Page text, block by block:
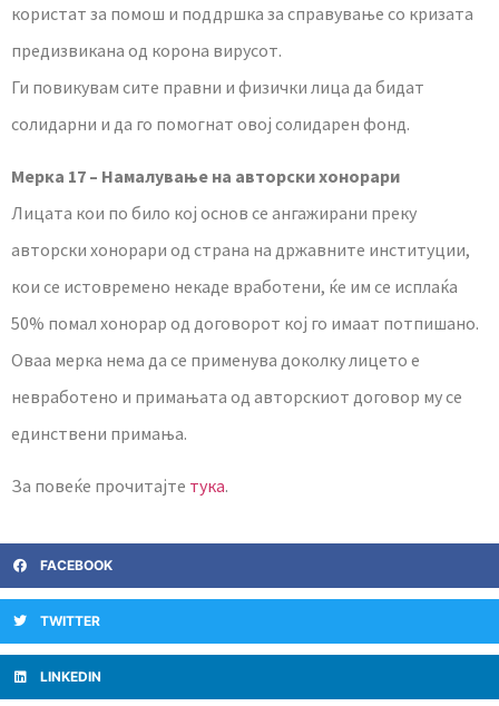
користат за помош и поддршка за справување со кризата
предизвикана од корона вирусот.
Ги повикувам сите правни и физички лица да бидат
солидарни и да го помогнат овој солидарен фонд.
Мерка 17 – Намалување на авторски хонорари
Лицата кои по било кој основ се ангажирани преку
авторски хонорари од страна на државните институции,
кои се истовремено некаде вработени, ќе им се исплаќа
50% помал хонорар од договорот кој го имаат потпишано.
Оваа мерка нема да се применува доколку лицето е
невработено и примањата од авторскиот договор му се
единствени примања.
За повеќе прочитајте тука.
FACEBOOK
TWITTER
LINKEDIN